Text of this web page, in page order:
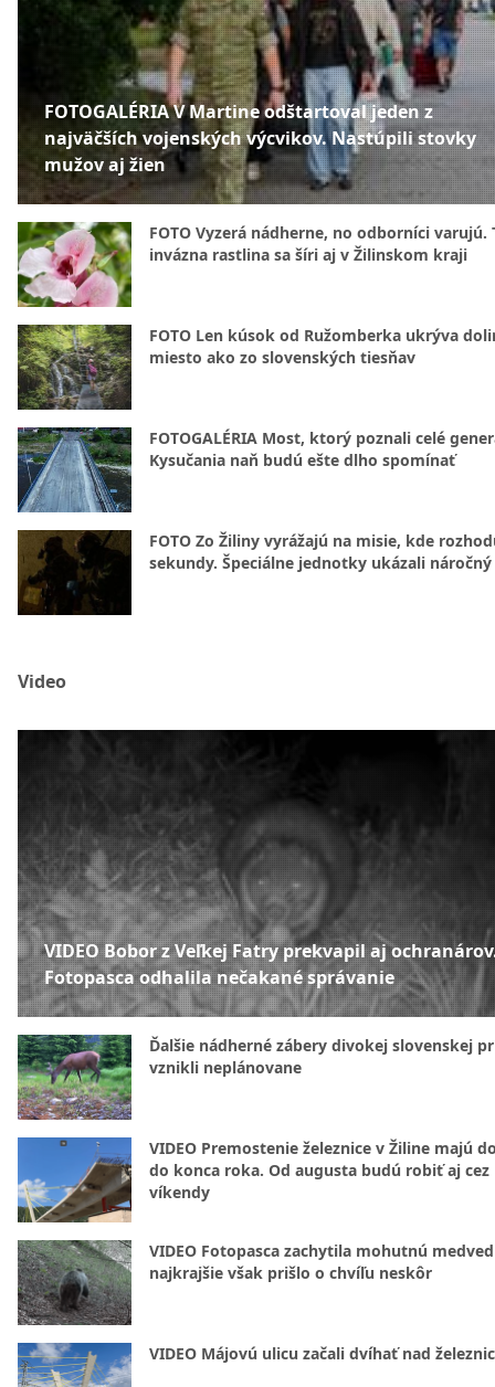
FOTOGALÉRIA V Martine odštartoval jeden z
najväčších vojenských výcvikov. Nastúpili stovky
mužov aj žien
FOTO Vyzerá nádherne, no odborníci varujú.
invázna rastlina sa šíri aj v Žilinskom kraji
FOTO Len kúsok od Ružomberka ukrýva
miesto ako zo slovenských tiesňav
FOTOGALÉRIA Most, ktorý poznali celé
Kysučania naň budú ešte dlho spomínať
FOTO Zo Žiliny vyrážajú na misie, kde
sekundy. Špeciálne jednotky ukázali
Video
VIDEO Bobor z Veľkej Fatry prekvapil aj
Fotopasca odhalila nečakané správanie
Ďalšie nádherné zábery divokej slovenskej
vznikli neplánovane
VIDEO Premostenie železnice v Žiline majú
do konca roka. Od augusta budú robiť aj cez
víkendy
VIDEO Fotopasca zachytila mohutnú
najkrajšie však prišlo o chvíľu neskôr
VIDEO Májovú ulicu začali dvíhať nad